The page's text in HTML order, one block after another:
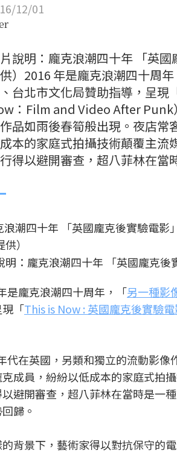
12/01
說明：龐克浪潮四十年 「英
）2016 年是龐克浪潮四十周
台北市文化局贊助指導，呈
：Film and Video After Punk
品如雨後春筍般出現。夜店常
本的家庭式拍攝技術顛覆主流
得以避開審查，超八菲林在當
明：龐克浪潮四十年 「英國龐克後
是龐克浪潮四十周年，「另一種影
「This is Now : 英國龐克後實驗
代在英國，另類和獨立的流動影
成員，紛紛以低成本的家庭式拍
避開審查，超八菲林在當時是一
歸。
背景下，藝術家得以對抗保守的